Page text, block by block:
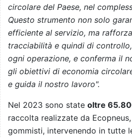
circolare del Paese, nel
Questo strumento non solo
efficiente al servizio, ma
tracciabilità e quindi di
ogni operazione, e conferma il
gli obiettivi di economia
e guida il nostro lavoro".
Nel 2023 sono state oltre
raccolta realizzate da
gommisti, intervenendo in tutte